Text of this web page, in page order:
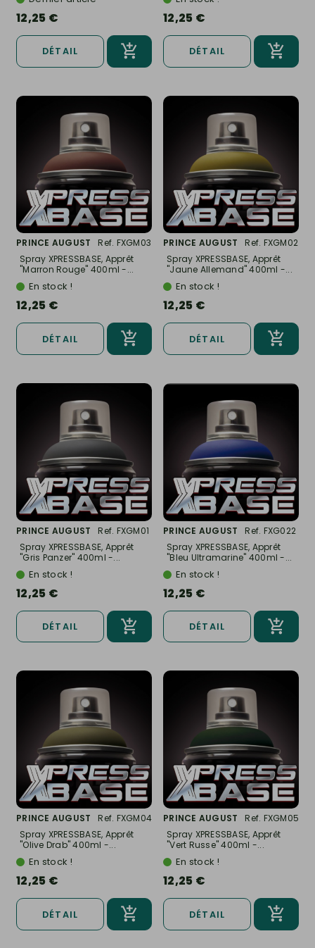
12,25 €
DÉTAIL
12,25 €
DÉTAIL
PRINCE AUGUST
Ref. FXGM03
Spray XPRESSBASE, Apprêt
"Marron Rouge" 400ml -...
En stock !
12,25 €
DÉTAIL
PRINCE AUGUST
Ref. FXGM02
Spray XPRESSBASE, Apprêt
"Jaune Allemand" 400ml -...
En stock !
12,25 €
DÉTAIL
PRINCE AUGUST
Ref. FXGM01
Spray XPRESSBASE, Apprêt
"Gris Panzer" 400ml -...
En stock !
12,25 €
DÉTAIL
PRINCE AUGUST
Ref. FXG022
Spray XPRESSBASE, Apprêt
"Bleu Ultramarine" 400ml -...
En stock !
12,25 €
DÉTAIL
PRINCE AUGUST
Ref. FXGM04
Spray XPRESSBASE, Apprêt
"Olive Drab" 400ml -...
En stock !
12,25 €
DÉTAIL
PRINCE AUGUST
Ref. FXGM05
Spray XPRESSBASE, Apprêt
"Vert Russe" 400ml -...
En stock !
12,25 €
DÉTAIL